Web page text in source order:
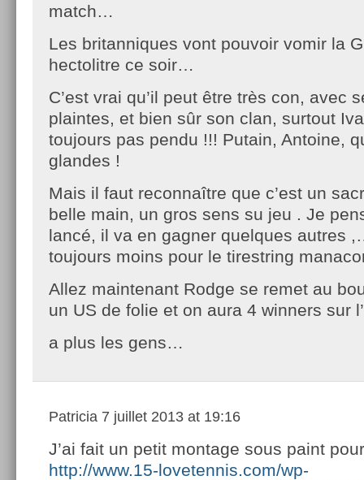
match…
Les britanniques vont pouvoir vomir la
hectolitre ce soir…
C’est vrai qu’il peut être très con, avec
plaintes, et bien sûr son clan, surtout
toujours pas pendu !!! Putain, Antoine,
glandes !
Mais il faut reconnaître que c’est un
belle main, un gros sens su jeu . Je
lancé, il va en gagner quelques autres
toujours moins pour le tirestring
Allez maintenant Rodge se remet au
un US de folie et on aura 4 winners sur
a plus les gens…
Patricia 7 juillet 2013 at 19:16
J’ai fait un petit montage sous paint
http://www.15-lovetennis.com/wp-